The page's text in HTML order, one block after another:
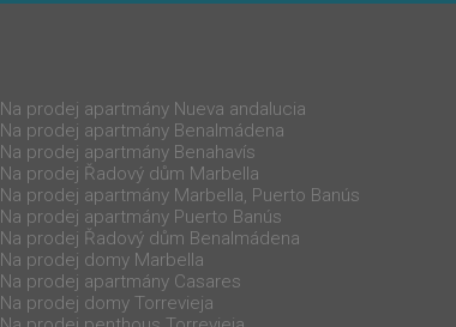
Na prodej apartmány Nueva andalucia
Na prodej apartmány Benalmádena
Na prodej apartmány Benahavís
Na prodej Řadový dům Marbella
Na prodej apartmány Marbella, Puerto Banús
Na prodej apartmány Puerto Banús
Na prodej Řadový dům Benalmádena
Na prodej domy Marbella
Na prodej apartmány Casares
Na prodej domy Torrevieja